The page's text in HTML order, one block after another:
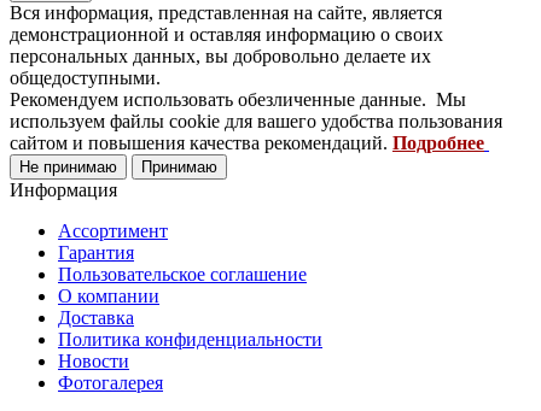
Вся информация, представленная на сайте, является
демонстрационной и оставляя информацию о своих
персональных данных, вы добровольно делаете их
общедоступными.
Рекомендуем использовать обезличенные данные. Мы
используем файлы cookie для вашего удобства пользования
сайтом и повышения качества рекомендаций. Подробнее
Не принимаю Принимаю
Информация
Ассортимент
Гарантия
Пользовательское соглашение
О компании
Доставка
Политика конфиденциальности
Новости
Фотогалерея